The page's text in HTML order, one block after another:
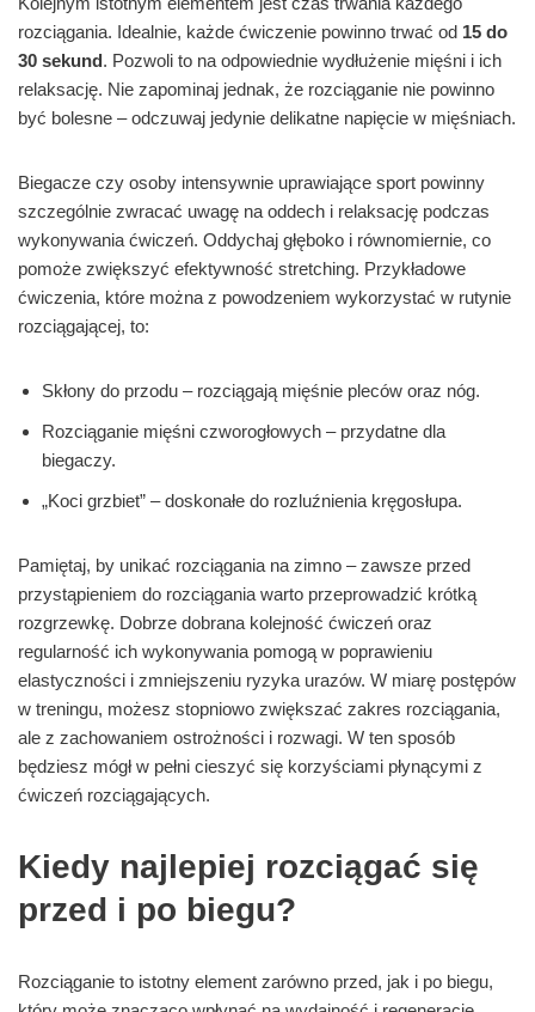
rozciągania. Idealnie, każde ćwiczenie powinno trwać od 15 do
30 sekund. Pozwoli to na odpowiednie wydłużenie mięśni i ich
relaksację. Nie zapominaj jednak, że rozciąganie nie powinno
być bolesne – odczuwaj jedynie delikatne napięcie w mięśniach.
Biegacze czy osoby intensywnie uprawiające sport powinny
szczególnie zwracać uwagę na oddech i relaksację podczas
wykonywania ćwiczeń. Oddychaj głęboko i równomiernie, co
pomoże zwiększyć efektywność stretching. Przykładowe
ćwiczenia, które można z powodzeniem wykorzystać w rutynie
rozciągającej, to:
Skłony do przodu – rozciągają mięśnie pleców oraz nóg.
Rozciąganie mięśni czworogłowych – przydatne dla
biegaczy.
„Koci grzbiet” – doskonałe do rozluźnienia kręgosłupa.
Pamiętaj, by unikać rozciągania na zimno – zawsze przed
przystąpieniem do rozciągania warto przeprowadzić krótką
rozgrzewkę. Dobrze dobrana kolejność ćwiczeń oraz
regularność ich wykonywania pomogą w poprawieniu
elastyczności i zmniejszeniu ryzyka urazów. W miarę postępów
w treningu, możesz stopniowo zwiększać zakres rozciągania,
ale z zachowaniem ostrożności i rozwagi. W ten sposób
będziesz mógł w pełni cieszyć się korzyściami płynącymi z
ćwiczeń rozciągających.
Kiedy najlepiej rozciągać się
przed i po biegu?
Rozciąganie to istotny element zarówno przed, jak i po biegu,